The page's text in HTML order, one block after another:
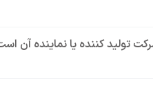
تولید کننده یا نماینده آن